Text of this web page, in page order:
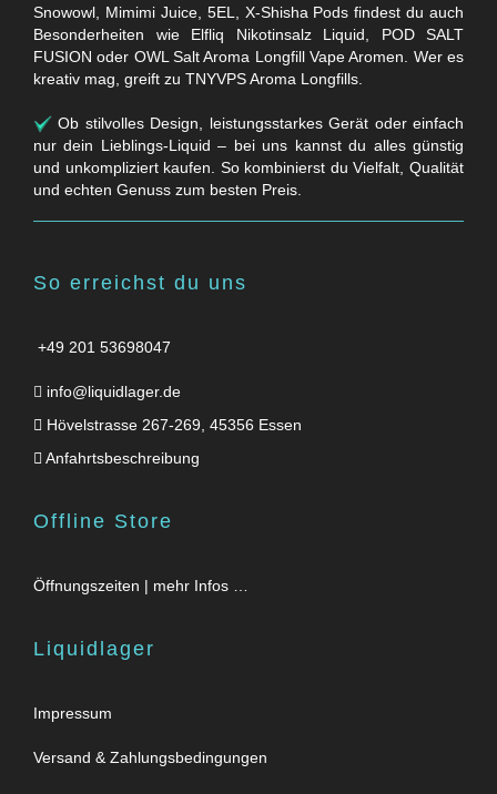
Snowowl, Mimimi Juice, 5EL, X-Shisha Pods findest du auch
Besonderheiten wie Elfliq Nikotinsalz Liquid, POD SALT
FUSION oder OWL Salt Aroma Longfill Vape Aromen. Wer es
kreativ mag, greift zu TNYVPS Aroma Longfills.
Ob stilvolles Design, leistungsstarkes Gerät oder einfach
nur dein Lieblings-Liquid – bei uns kannst du alles günstig
und unkompliziert kaufen. So kombinierst du Vielfalt, Qualität
und echten Genuss zum besten Preis.
So erreichst du uns
+49 201 53698047
info@liquidlager.de
Hövelstrasse 267-269, 45356 Essen
Anfahrtsbeschreibung
Offline Store
Öffnungszeiten | mehr Infos …
Liquidlager
Impressum
Versand & Zahlungsbedingungen